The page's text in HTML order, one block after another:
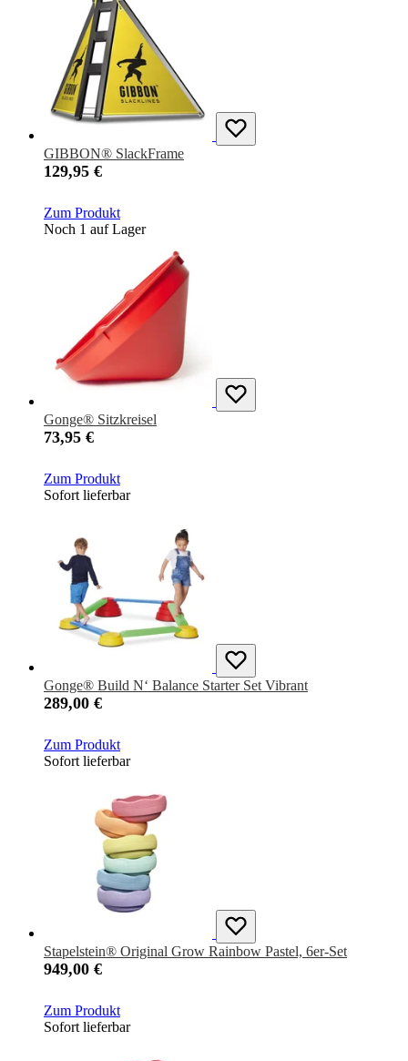
GIBBON® SlackFrame
129,95 €
Zum Produkt
Noch 1 auf Lager
Gonge® Sitzkreisel
73,95 €
Zum Produkt
Sofort lieferbar
Gonge® Build N‘ Balance Starter Set Vibrant
289,00 €
Zum Produkt
Sofort lieferbar
Stapelstein® Original Grow Rainbow Pastel, 6er-Set
949,00 €
Zum Produkt
Sofort lieferbar